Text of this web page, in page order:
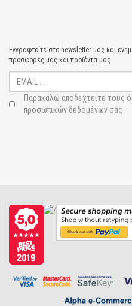
Εγγραφτείτε στο newsletter μας και
προσφορές μας και προϊόντα μας
Παρακαλώ αποδεχτείτε τους
προσωπικών δεδομένων σας